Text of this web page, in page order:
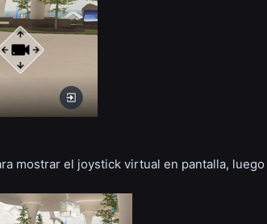
mostrar el joystick virtual en pantalla, luego